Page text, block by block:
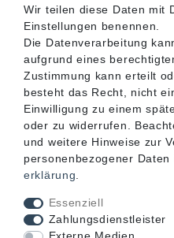
KONTAKT
Wir teilen diese Daten mit
Einstellungen benennen.
Die Datenverarbeitung
aufgrund eines
Zustimmung kann erteilt
besteht das Recht, nicht
Einwilligung zu einem
oder zu widerrufen.
und weitere Hinweise zur
personenbezogener Daten
erklärung
Essenziell
Zahlungsdienstleister